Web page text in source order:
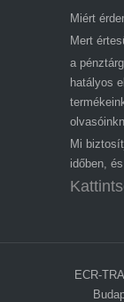
Miért
Mert
a
hatályos
Mi
időben,
ECR-